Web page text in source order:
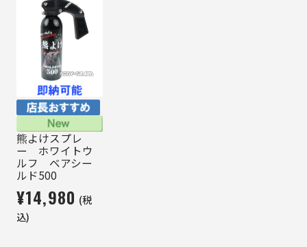
熊よけスプレ
ー ホワイトウ
ルフ ベアシー
ルド500
¥14,980 (税
込)